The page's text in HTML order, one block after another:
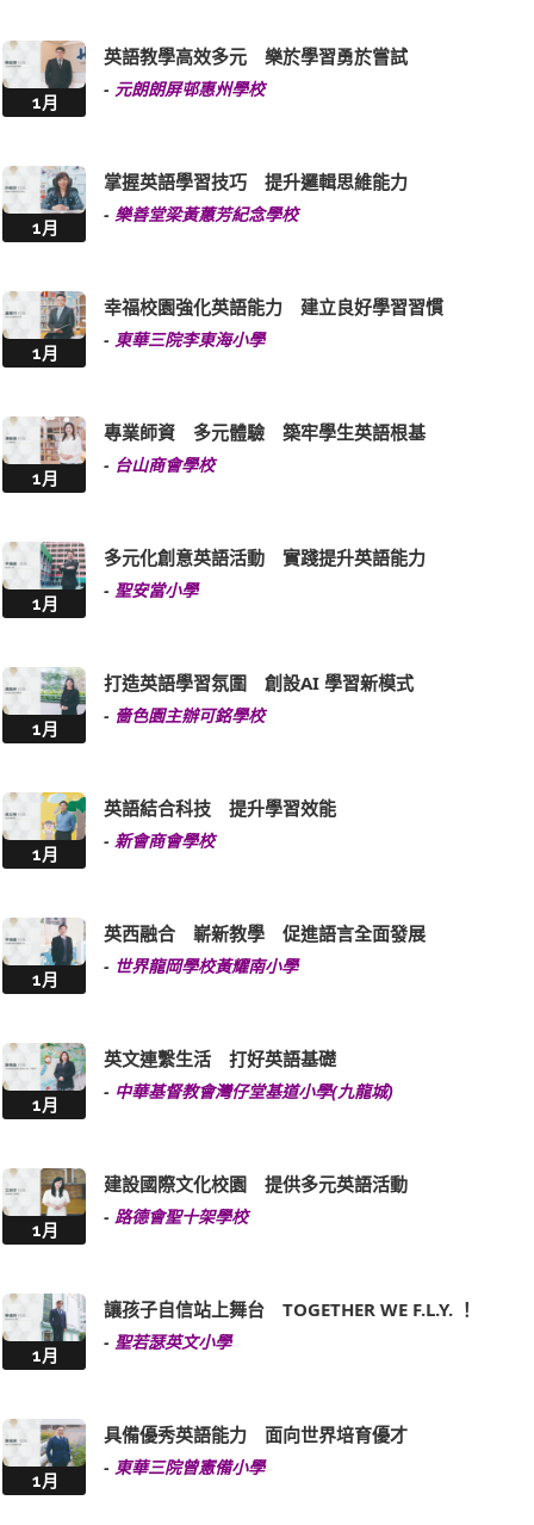
1月
英語教學高效多元 樂於學習勇於嘗試
- 元朗朗屏邨惠州學校
1月
掌握英語學習技巧 提升邏輯思維能力
- 樂善堂梁黃蕙芳紀念學校
1月
幸福校園強化英語能力 建立良好學習習慣
- 東華三院李東海小學
1月
專業師資 多元體驗 築牢學生英語根基
- 台山商會學校
1月
多元化創意英語活動 實踐提升英語能力
- 聖安當小學
1月
打造英語學習氛圍 創設AI 學習新模式
- 嗇色園主辦可銘學校
1月
英語結合科技 提升學習效能
- 新會商會學校
1月
英西融合 嶄新教學 促進語言全面發展
- 世界龍岡學校黃耀南小學
1月
英文連繫生活 打好英語基礎
- 中華基督教會灣仔堂基道小學(九龍城)
1月
建設國際文化校園 提供多元英語活動
- 路德會聖十架學校
1月
讓孩子自信站上舞台 TOGETHER WE F.L.Y. ！
- 聖若瑟英文小學
1月
具備優秀英語能力 面向世界培育優才
- 東華三院曾憲備小學